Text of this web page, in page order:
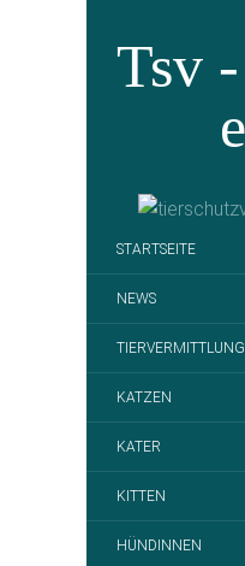
Tsv
STARTSEITE
NEWS
TIERVERMITTLUNG
KATZEN
KATER
KITTEN
HÜNDINNEN